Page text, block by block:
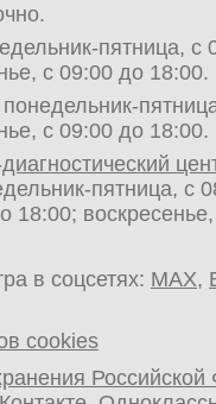
пятница, с
с 09:00 до 18:00.
с 09:00 до 18:00.
пятница, с
18:00;
в соцсетях: MAX,
cookies